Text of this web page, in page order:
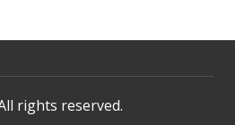
rights reserved.